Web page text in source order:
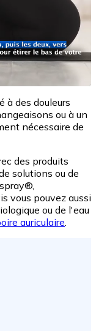
à des douleurs
ou à un
nécessaire de
des produits
solutions ou de
vous pouvez aussi
ou de l'eau
auriculaire.